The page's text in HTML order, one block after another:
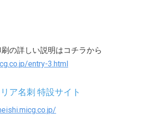
の詳しい説明はコチラから
entry-3.html
ア名刺 特設サイト